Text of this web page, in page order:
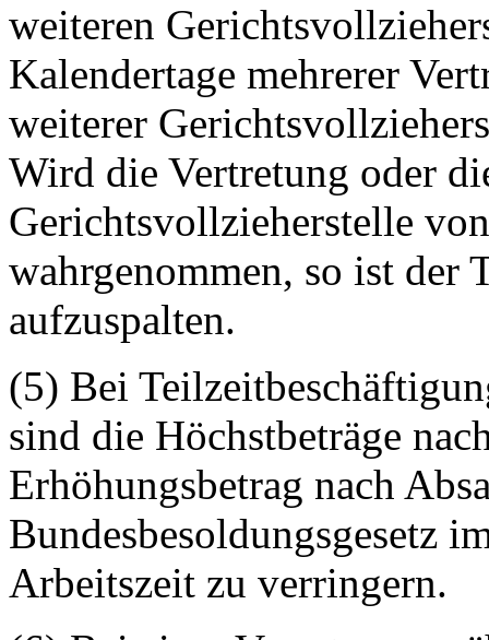
weiteren
Kalendertage mehrerer
weiterer
Wird die Vertretung oder
Gerichtsvollzieherstelle
wahrgenommen, so ist der
aufzuspalten.
(5) Bei
sind die Höchstbeträge
Erhöhungsbetrag nach
Bundesbesoldungsgesetz
Arbeitszeit zu verringern.